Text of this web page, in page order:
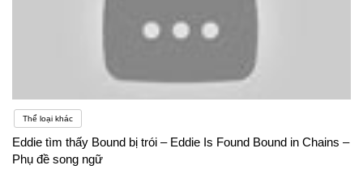
Thể loại khác
Eddie tìm thấy Bound bị trói – Eddie Is Found Bound in Chains –
Phụ đề song ngữ